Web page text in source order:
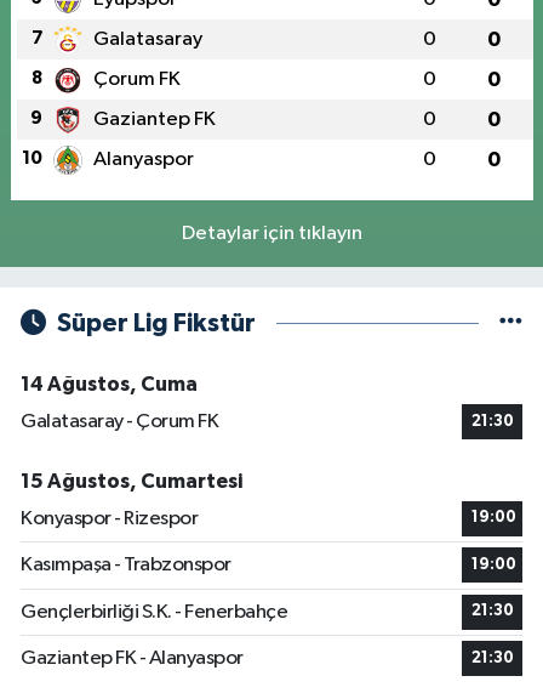
7 Galatasaray 0 0
8 Çorum FK 0 0
9 Gaziantep FK 0 0
10 Alanyaspor 0 0
Detaylar için tıklayın
Süper Lig Fikstür
14 Ağustos, Cuma
Galatasaray - Çorum FK
21:30
15 Ağustos, Cumartesi
Konyaspor - Rizespor
19:00
Kasımpaşa - Trabzonspor 19:00
Gençlerbirliği S.K. - Fenerbahçe 21:30
Gaziantep FK - Alanyaspor 21:30